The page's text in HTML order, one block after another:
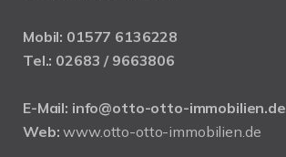
Mobil: 01577 6136228
Tel.: 02683 / 9663806
E-Mail: info@otto-otto-immobilien.de
Web: www.otto-otto-immobilien.de